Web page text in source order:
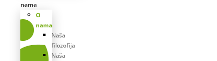
nama
O
nama
Naša
filozofija
Naša